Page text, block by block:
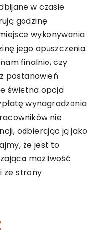
w czasie
godzinę
wykonywania
jego opuszczenia.
finalnie, czy
postanowień
świetna opcja
wynagrodzenia
nie
odbierając ją jako
że jest to
możliwość
ze strony